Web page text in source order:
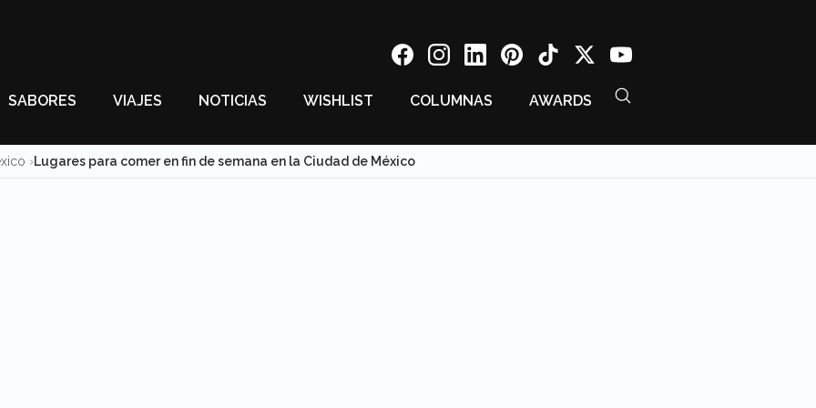
SABORES VIAJES NOTICIAS WISHLIST COLUMNAS AWARDS
Lugares para comer en fin de semana en la Ciudad de México